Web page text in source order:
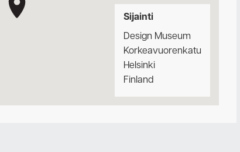
Sijainti
Design Museum
Korkeavuorenkatu
Helsinki
Finland